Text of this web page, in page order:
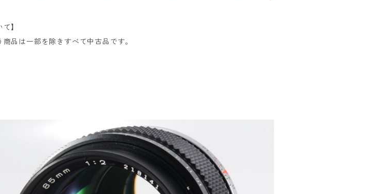
】
品は一部を除きすべて中古品です。